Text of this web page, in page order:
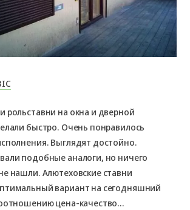
рольставни на окна и дверной
быстро. Очень понравилось
Выглядят достойно.
подобные аналоги, но ничего
нашли. Алютеховские ставни
вариант на сегодняшний
цена-качество...